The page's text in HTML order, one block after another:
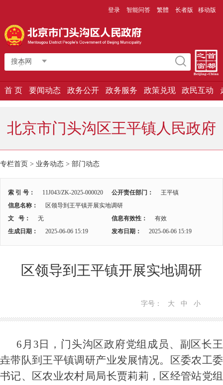
登录 智能问答 繁體 长者版 移动版
搜本网
首 页 要闻动态 政务公开 政务服务 政策兑现 政民互动
北京市门头沟区王平镇人民政府
专栏首页 > 业务动态 > 部门动态
索 引 号： 11J043/ZK-2025-000020 公开责任部门：
王平镇
信息名称：
区领导到王平镇开展实地调研
文 号：
无 信息有效性：
有效
生成日期：
2025-06-06 15:19 发布日期： 2025-06-06 15:19
区领导到王平镇开展实地调研
字号： 大 中 小
6月3日，门头沟区政府党组成员、副区长王
垚带队到王平镇调研产业发展情况。区委农工委
书记、区农业农村局局长贾莉莉，区经管站党组